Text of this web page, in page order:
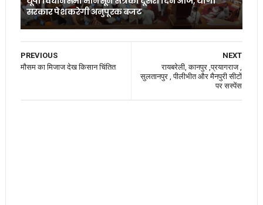
सरकार पेश करेगी अनुपूरक बजट
NEXT
रायबरेली, कानपुर ,प्रयागराज ,
सुलतानपुर , पीलीभीत और मैनपुरी सीटों
पर सस्पेंस
PREVIOUS
मौसम का मिजाज देख किसान चिंतित